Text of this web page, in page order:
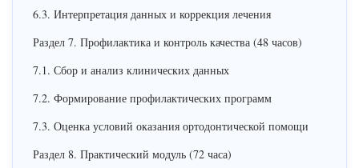
6.3. Интерпретация данных и коррекция лечения
Раздел 7. Профилактика и контроль качества (48 часов)
7.1. Сбор и анализ клинических данных
7.2. Формирование профилактических программ
7.3. Оценка условий оказания ортодонтической помощи
Раздел 8. Практический модуль (72 часа)